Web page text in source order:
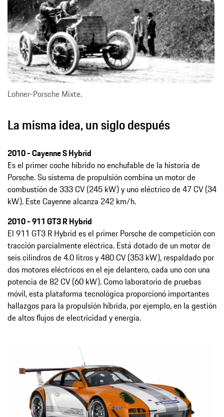
Lohner-Porsche Mixte.
La misma idea, un siglo después
2010 - Cayenne S Hybrid
Es el primer coche híbrido no enchufable de la historia de
Porsche. Su sistema de propulsión combina un motor de
combustión de 333 CV (245 kW) y uno eléctrico de 47 CV (34
kW). Este Cayenne alcanza 242 km/h.
2010 - 911 GT3 R Hybrid
El 911 GT3 R Hybrid es el primer Porsche de competición con
tracción parcialmente eléctrica. Está dotado de un motor de
seis cilindros de 4.0 litros y 480 CV (353 kW), respaldado por
dos motores eléctricos en el eje delantero, cada uno con una
potencia de 82 CV (60 kW). Como laboratorio de pruebas
móvil, esta plataforma tecnológica proporcionó importantes
hallazgos para la propulsión híbrida, por ejemplo, en la gestión
de altos flujos de electricidad y energía.